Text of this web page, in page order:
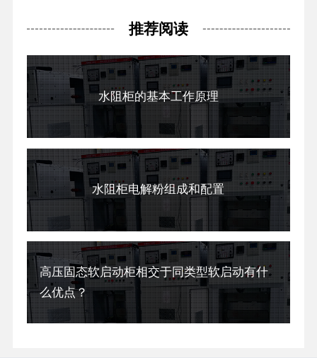
推荐阅读
水阻柜的基本工作原理
水阻柜电解粉组成和配置
高压固态软启动柜相交于同类型软启动有什
么优点？